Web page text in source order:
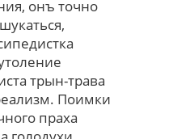
онъ точно
трын-трава
Поимки
праха